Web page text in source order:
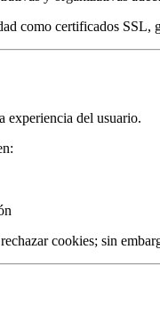
como certificados
experiencia del usuario.
cookies; sin